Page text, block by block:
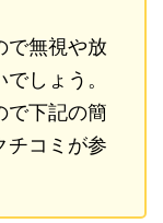
で無視や放
しょう。
で下記の簡
チコミが参